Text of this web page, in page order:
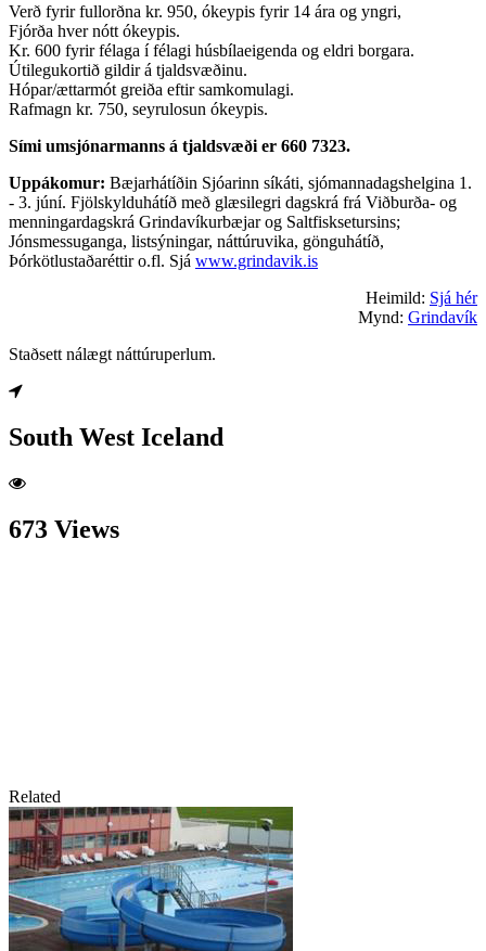
Verð fyrir fullorðna kr. 950, ókeypis fyrir 14 ára og yngri,
Fjórða hver nótt ókeypis.
Kr. 600 fyrir félaga í félagi húsbílaeigenda og eldri borgara.
Útilegukortið gildir á tjaldsvæðinu.
Hópar/ættarmót greiða eftir samkomulagi.
Rafmagn kr. 750, seyrulosun ókeypis.
Sími umsjónarmanns á tjaldsvæði er 660 7323.
Uppákomur: Bæjarhátíðin Sjóarinn síkáti, sjómannadagshelgina 1.
- 3. júní. Fjölskylduhátíð með glæsilegri dagskrá frá Viðburða- og
menningardagskrá Grindavíkurbæjar og Saltfisksetursins;
Jónsmessuganga, listsýningar, náttúruvika, gönguhátíð,
Þórkötlustaðaréttir o.fl. Sjá www.grindavik.is
Heimild: Sjá hér
Mynd: Grindavík
Staðsett nálægt náttúruperlum.
South West Iceland
673 Views
Related